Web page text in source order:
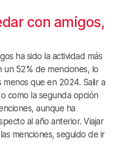
con amigos,
ha sido la actividad más
un 52% de menciones, lo
que en 2024. Salir a
como la segunda opción
aunque ha
al año anterior. Viajar
menciones, seguido de ir